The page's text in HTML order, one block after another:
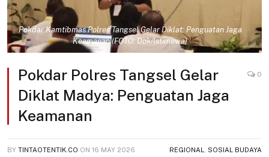
Pokdar Kamtibmas Polres Tangsel Gelar Diklat: Penguatan Jaga
Keamanan (FOTO: Dok/Istimewa)
Pokdar Polres Tangsel Gelar
Diklat Madya: Penguatan Jaga
Keamanan
0
BY TINTAOTENTIK.CO ON 16 MAY 2026 REGIONAL SOSIAL BUDAYA